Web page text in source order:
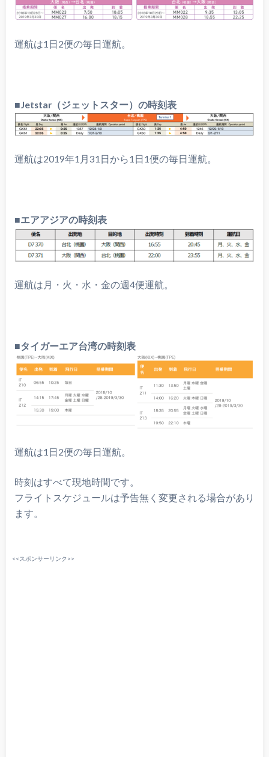
運航は1日2便の毎日運航。
■Jetstar（ジェットスター）の時刻表
運航は2019年1月31日から1日1便の毎日運航。
■エアアジアの時刻表
運航は月・火・水・金の週4便運航。
■タイガーエア台湾の時刻表
運航は1日2便の毎日運航。
時刻はすべて現地時間です。
フライトスケジュールは予告無く変更される場合があり
ます。
<<スポンサーリンク>>